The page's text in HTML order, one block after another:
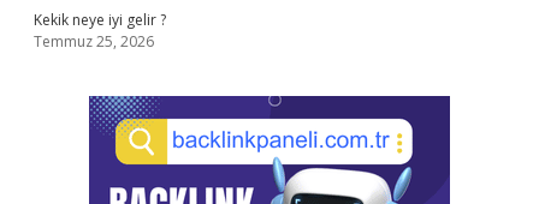
Kekik neye iyi gelir ?
Temmuz 25, 2026